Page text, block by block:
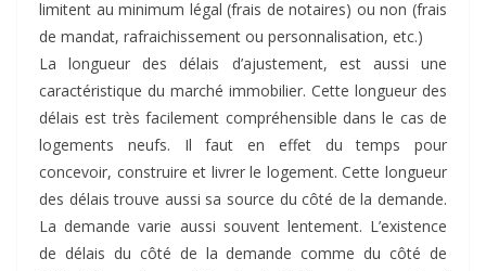
limitent au minimum légal (frais de notaires) ou non (frais
de mandat, rafraichissement ou personnalisation, etc.)
La longueur des délais d’ajustement, est aussi une
caractéristique du marché immobilier. Cette longueur des
délais est très facilement compréhensible dans le cas de
logements neufs. Il faut en effet du temps pour
concevoir, construire et livrer le logement. Cette longueur
des délais trouve aussi sa source du côté de la demande.
La demande varie aussi souvent lentement. L’existence
de délais du côté de la demande comme du côté de